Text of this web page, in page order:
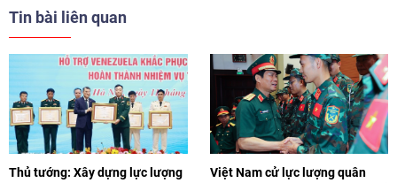
Tin bài liên quan
Thủ tướng: Xây dựng lực lượng Việt Nam cử lực lượng quân